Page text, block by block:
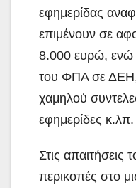
εφημερίδας
επιμένουν σε
8.000 ευρώ, ενώ
του ΦΠΑ σε
χαμηλού
εφημερίδες κ.λπ.
Στις απαιτήσεις
περικοπές στο